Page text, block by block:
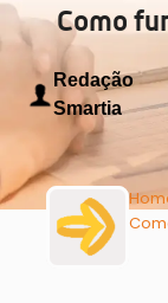
Como
Redação
Smartia